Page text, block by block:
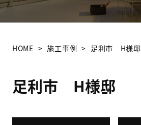
HOME 施工事例 足利市 H様邸
足利市 H様邸